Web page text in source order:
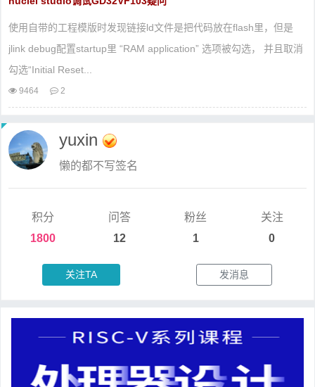
使用自带的工程模版时发现链接ld文件是把代码放在flash里，但是
jlink debug配置startup里 “RAM application” 选项被勾选， 并且取消
勾选“Initial Reset...
9464 2
yuxin
懒的都不写签名
积分
1800
问答
12
粉丝
1
关注
0
关注TA 发消息